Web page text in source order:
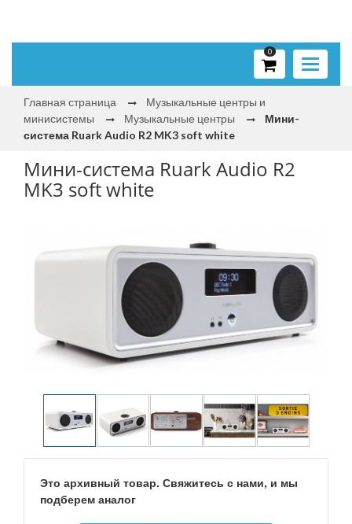
Toggle
0
Главная страница
Музыкальные центры и
минисистемы
Музыкальные центры
Мини-
система Ruark Audio R2 MK3 soft white
Мини-система Ruark Audio R2
MK3 soft white
Это архивный товар. Свяжитесь с нами, и мы
подберем аналог